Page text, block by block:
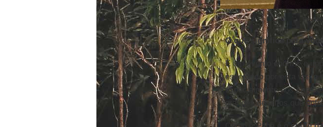
Frei
O que significa para
É um evento enorme e
esperando por esta visita
especialmente aos
grandes desafios que